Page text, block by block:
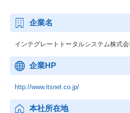
企業名
インテグレートトータルシステム株式会
企業HP
http://www.itsnet.co.jp/
本社所在地